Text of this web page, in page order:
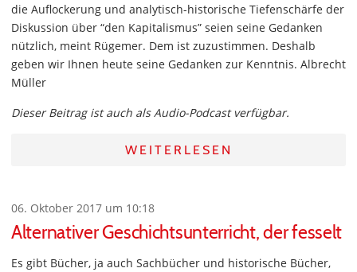
die Auflockerung und analytisch-historische Tiefenschärfe der
Diskussion über “den Kapitalismus” seien seine Gedanken
nützlich, meint Rügemer. Dem ist zuzustimmen. Deshalb
geben wir Ihnen heute seine Gedanken zur Kenntnis. Albrecht
Müller
Dieser Beitrag ist auch als Audio-Podcast verfügbar.
WEITERLESEN
06. Oktober 2017 um 10:18
Alternativer Geschichtsunterricht, der fesselt
Es gibt Bücher, ja auch Sachbücher und historische Bücher,